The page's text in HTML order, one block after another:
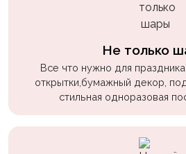
Не только
Все что нужно для
открытки,бумажный декор,
стильная одноразовая
собачки
Недетские